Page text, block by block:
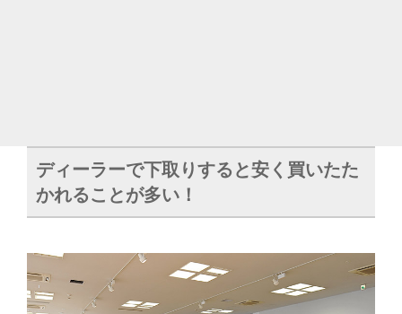
ディーラーで下取りすると安く買いたた
かれることが多い！